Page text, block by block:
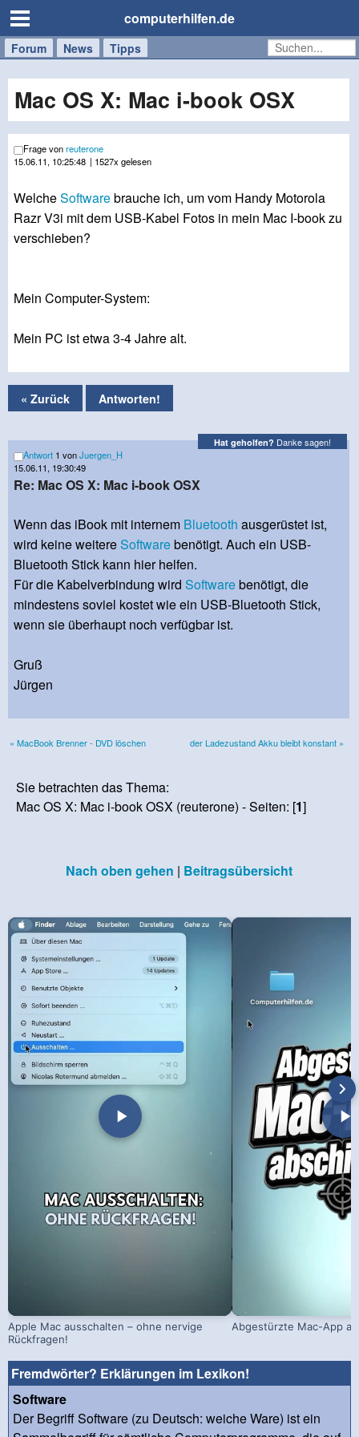
computerhilfen.de
Forum News Tipps
Handy
Tablet
Windows
Mac
Mac OS X: Mac i-book OSX
Frage vonreuterone
15.06.11, 10:25:48 | 1527x gelesen
WelcheSoftwarebrauche ich, um vom Handy Motorola
Razr V3i mit dem USB-Kabel Fotos in mein Mac I-book zu
verschieben?
Mein Computer-System:
Mein PC ist etwa 3-4 Jahre alt.
« Zurück Antworten!
Hat geholfen? Danke sagen!
Antwort 1 vonJuergen_H
15.06.11, 19:30:49
Re: Mac OS X: Mac i-book OSX
Wenn das iBook mit internem Bluetooth ausgerüstet ist,
wird keine weitereSoftwarebenötigt. Auch ein USB-
Bluetooth Stick kann hier helfen.
Für die Kabelverbindung wird Softwarebenötigt, die
mindestens soviel kostet wie ein USB-Bluetooth Stick,
wenn sie überhaupt noch verfügbar ist.
Gruß
Jürgen
« MacBook Brenner - DVD löschen der Ladezustand Akku bleibt konstant »
Sie betrachten das Thema:
Mac OS X: Mac i-book OSX (reuterone) - Seiten: [1]
Nach oben gehen | Beitragsübersicht
Apple Mac ausschalten – ohne nervige
Rückfragen!
Abgestürzte Mac-App
Fremdwörter? Erklärungen im Lexikon!
Software
Der Begriff Software (zu Deutsch: weiche Ware) ist ein